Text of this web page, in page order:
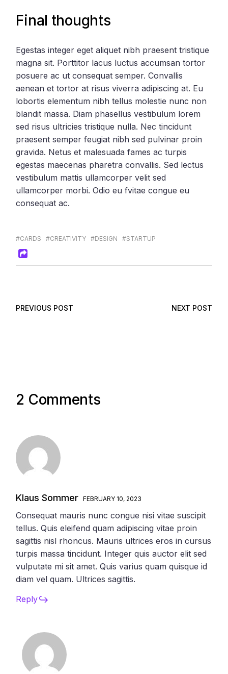
Final thoughts
Egestas integer eget aliquet nibh praesent tristique
magna sit. Porttitor lacus luctus accumsan tortor
posuere ac ut consequat semper. Convallis
aenean et tortor at risus viverra adipiscing at. Eu
lobortis elementum nibh tellus molestie nunc non
blandit massa. Diam phasellus vestibulum lorem
sed risus ultricies tristique nulla. Nec tincidunt
praesent semper feugiat nibh sed pulvinar proin
gravida. Netus et malesuada fames ac turpis
egestas maecenas pharetra convallis. Sed lectus
vestibulum mattis ullamcorper velit sed
ullamcorper morbi. Odio eu fvitae congue eu
consequat ac.
#CARDS #CREATIVITY #DESIGN #STARTUP
PREVIOUS POST NEXT POST
2 Comments
Klaus Sommer FEBRUARY 10, 2023
Consequat mauris nunc congue nisi vitae suscipit
tellus. Quis eleifend quam adipiscing vitae proin
sagittis nisl rhoncus. Mauris ultrices eros in cursus
turpis massa tincidunt. Integer quis auctor elit sed
vulputate mi sit amet. Quis varius quam quisque id
diam vel quam. Ultrices sagittis.
Reply